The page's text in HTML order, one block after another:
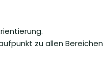
zu allen